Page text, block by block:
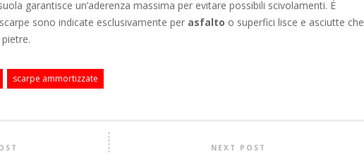
garantisce un’aderenza massima per evitare possibili scivolamenti. È
sono indicate esclusivamente per asfalto o superfici lisce e asciutte che
scarpe ammortizzate
NEXT POST